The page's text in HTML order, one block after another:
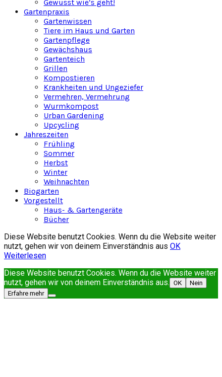
Gewusst wie’s geht!
Gartenpraxis
Gartenwissen
Tiere im Haus und Garten
Gartenpflege
Gewächshaus
Gartenteich
Grillen
Kompostieren
Krankheiten und Ungeziefer
Vermehren, Vermehrung
Wurmkompost
Urban Gardening
Upcycling
Jahreszeiten
Frühling
Sommer
Herbst
Winter
Weihnachten
Biogarten
Vorgestellt
Haus- & Gartengeräte
Bücher
Diese Website benutzt Cookies. Wenn du die Website weiter
nutzt, gehen wir von deinem Einverständnis aus OK
Weiterlesen
Diese Website benutzt Cookies. Wenn du die Website weiter
nutzt, gehen wir von deinem Einverständnis aus. OK
Nein
Erfahre mehr